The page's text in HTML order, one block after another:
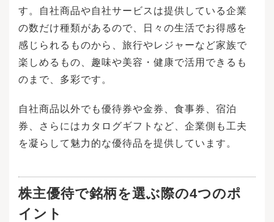
に従って機械的に売買を繰り返します。ルール
を作るためにも、様々なチャート分析を知って
有することで利益を得る投資スタイルで、目先
の株価の動きに左右されるのではなく、企業の
が出ても長期保有し続けることで、資産を増や
～3倍になるケースもあるでしょう。また、長期
です。株の初心者には、時間をかけて売り時・
買い時を見極める長期投資が向いているでしょ
語や関連用語を知らなくても行えます。しか
し、株式投資の勉強をしていくためには、投資
関係の記事やレポートなども読む必要があるた
め、ある程度の用語は知っているほうがよいで
す。自社商品や自社サービスは提供している企業
の数だけ種類があるので、日々の生活でお得感を
感じられるものから、旅行やレジャーなど家族で
楽しめるもの、趣味や美容・健康で活用できるも
のまで、多彩です。
自社商品以外でも優待券や金券、食事券、宿泊
券、さらにはカタログギフトなど、企業側も工夫
を凝らして魅力的な優待品を提供しています。
株主優待で銘柄を選ぶ際の4つのポ
イント